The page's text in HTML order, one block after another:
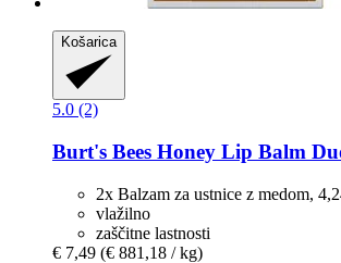
Košarica
5.0 (2)
Burt's Bees Honey Lip Balm
2x Balzam za ustnice z medom,
vlažilno
zaščitne lastnosti
€ 7,49 (€ 881,18 / kg)